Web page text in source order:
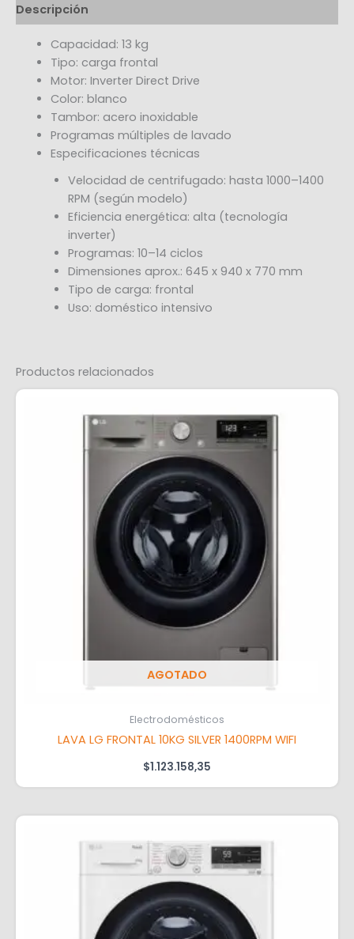
Descripción
Capacidad: 13 kg
Tipo: carga frontal
Motor: Inverter Direct Drive
Color: blanco
Tambor: acero inoxidable
Programas múltiples de lavado
Especificaciones técnicas
Velocidad de centrifugado: hasta 1000–1400
RPM (según modelo)
Eficiencia energética: alta (tecnología
inverter)
Programas: 10–14 ciclos
Dimensiones aprox.: 645 x 940 x 770 mm
Tipo de carga: frontal
Uso: doméstico intensivo
Productos relacionados
AGOTADO
Electrodomésticos
LAVA LG FRONTAL 10KG SILVER 1400RPM WIFI
$1.123.158,35